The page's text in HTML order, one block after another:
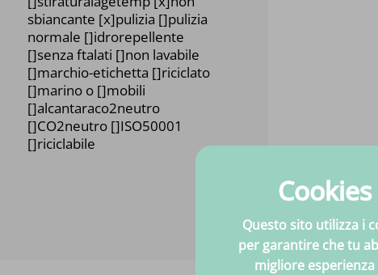
sbiancante [x]pulizia []pulizia
normale []idrorepellente
[]senza ftalati []non lavabile
[]marchio-etichetta []riciclato
[]marino o []mobili
[]alcantaraco2neutro
[]CO2neutro []ISO50001
[]riciclabile
Cookies
Questo sito utilizza i
per garantire che tu
migliore esperienza